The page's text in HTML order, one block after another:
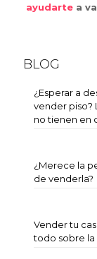
ayudartea
BLOG
¿Esperar a
vender piso?
no tienen en
¿Merece la
de venderla?
Vender tu
todo sobre la